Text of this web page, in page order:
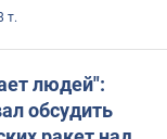
т.
людей":
обсудить